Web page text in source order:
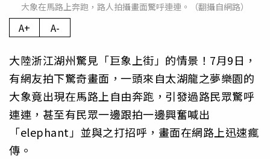
大象在馬路上奔跑，路人拍攝畫面驚呼連連。（翻攝自網路）
A+ A-
大陸浙江湖州驚見「巨象上街」的情景！7月9日，
有網友拍下驚奇畫面，一頭來自太湖龍之夢樂園的
大象竟出現在馬路上自由奔跑，引發過路民眾驚呼
連連，甚至有民眾一邊跟拍一邊興奮喊出
「elephant」並與之打招呼，畫面在網路上迅速瘋
傳。